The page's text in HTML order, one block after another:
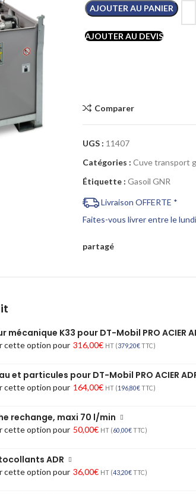
AJOUTER AU PANIER
AJOUTER AU DEVIS
Comparer
UGS : 11407
Catégories : Cuve transport
Étiquette : Gasoil GNR
Livraison OFFERTE *
Faites-vous livrer entre le
partagé
mécanique K33 pour DT-Mobil PRO ACIER
cette option pour 316,00€ HT (379,20€TTC)
et particules pour DT-Mobil PRO ACIER
cette option pour 164,00€ HT (196,80€TTC)
rechange, maxi 70 l/min
cette option pour 50,00€ HT (60,00€TTC)
ADR
cette option pour 36,00€ HT (43,20€TTC)